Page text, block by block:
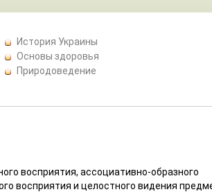
История Украины
Основы здоровья
Природоведение
восприятия, ассоциативно-образного
восприятия и целостного видения